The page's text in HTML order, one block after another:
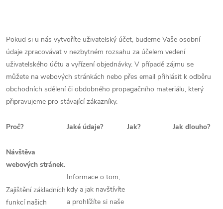
Pokud si u nás vytvoříte uživatelský účet, budeme Vaše osobní
údaje zpracovávat v nezbytném rozsahu za účelem vedení
uživatelského účtu a vyřízení objednávky. V případě zájmu se
můžete na webových stránkách nebo přes email přihlásit k odběru
obchodních sdělení či obdobného propagačního materiálu, který
připravujeme pro stávající zákazníky.
Proč? Jaké údaje? Jak? Jak dlouho?
Návštěva
webových stránek.
Zajištění základních
funkcí našich
Informace o tom,
kdy a jak navštívíte
a prohlížíte si naše